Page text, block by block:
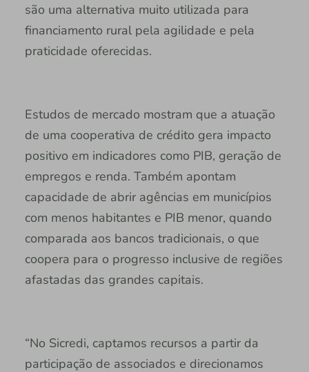
são uma alternativa muito utilizada para
financiamento rural pela agilidade e pela
praticidade oferecidas.
Estudos de mercado mostram que a atuação
de uma cooperativa de crédito gera impacto
positivo em indicadores como PIB, geração de
empregos e renda. Também apontam
capacidade de abrir agências em municípios
com menos habitantes e PIB menor, quando
comparada aos bancos tradicionais, o que
coopera para o progresso inclusive de regiões
afastadas das grandes capitais.
“No Sicredi, captamos recursos a partir da
participação de associados e direcionamos